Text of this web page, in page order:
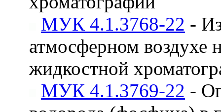
МУК 4.1.3768-22 -
атмосферном воздухе
жидкостной
МУК 4.1.3769-22 -